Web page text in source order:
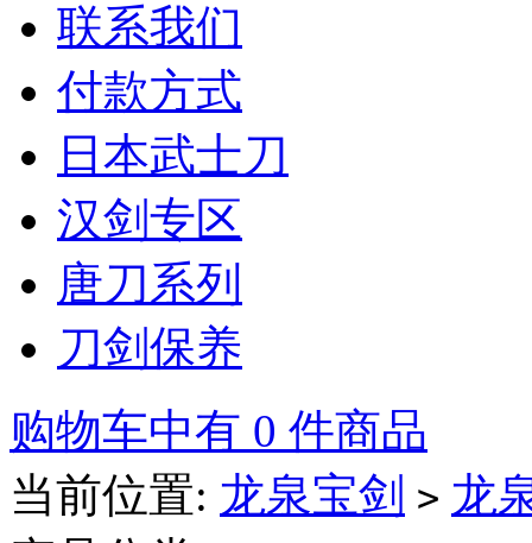
联系我们
付款方式
日本武士刀
汉剑专区
唐刀系列
刀剑保养
购物车中有 0 件商品
当前位置: 龙泉宝剑 > 龙